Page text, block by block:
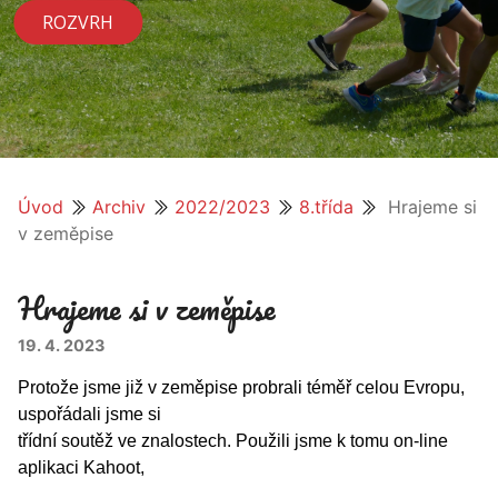
ROZVRH
Úvod Archiv 2022/2023 8.třída
Hrajeme si
v zeměpise
Hrajeme si v zeměpise
19. 4. 2023
Protože jsme již v zeměpise probrali téměř celou Evropu,
uspořádali jsme si
třídní soutěž ve znalostech. Použili jsme k tomu on-line
aplikaci Kahoot,